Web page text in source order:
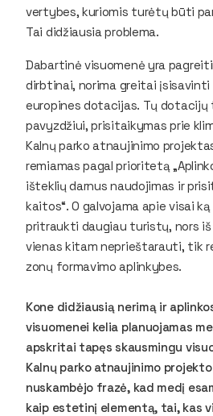
vertybes, kuriomis turėtų būti
Tai didžiausia problema.
Dabartinė visuomenė yra
dirbtinai, norima greitai įsisavinti
europines dotacijas. Tų dotacijų
pavyzdžiui, prisitaikymas prie
Kalnų parko atnaujinimo
remiamas pagal prioritetą
išteklių darnus naudojimas ir
kaitos“. O galvojama apie visai
pritraukti daugiau turistų, nors
vienas kitam neprieštarauti, tik
zonų formavimo aplinkybes.
Kone didžiausią nerimą ir
visuomenei kelia planuojamas
apskritai tapęs skausmingu
Kalnų parko atnaujinimo
nuskambėjo frazė, kad medį
kaip estetinį elementą, tai, kas